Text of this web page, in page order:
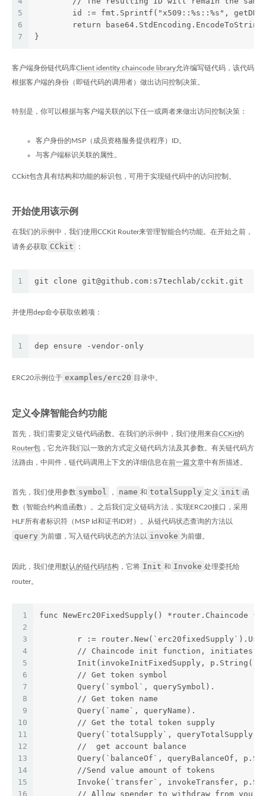
5
6
7
id := fmt.Sprintf("x509::%s::%s",
return
}
客户端身份链代码库Client identity chaincode library允许编写链代码，该代码
根据客户端的身份（即链代码的调用者）做出访问控制决策。
特别是，你可以根据与客户端关联的以下任一或两者来做出访问控制决策：
客户身份的MSP（成员资格服务提供程序）ID。
与客户端标识关联的属性。
CCkit包含具有结构和功能的标识包，可用于实现链代码中的访问控制。
开始使用该示例
在我们的示例中，我们使用CCKit Router来管理智能合约功能。在开始之前，
请务必获取 CCkit ：
1 git clone git@github.com:s7techlab/cckit.git
并使用dep命令获取依赖项：
1 dep ensure -vendor-only
ERC20示例位于 examples/erc20 目录中。
定义令牌智能合约功能
首先，我们需要定义链代码函数。在我们的示例中，我们使用来自CCKit的
Router包 ，它允许我们以一致的方式定义链代码方法及其参数。有关链代码方
法路由，中间件，链代码调用上下文的详细信息在前一篇文章中有所描述。
首先，我们使用参数 symbol ， name 和 totalSupply 定义 init 函
数（智能合约构造函数）。之后我们定义链码方法，实现ERC20接口，采用
HLF所有者标识符（MSP Id和证书ID对）。从链代码状态查询的方法以
query 为前缀，写入链代码状态的方法以 invoke 为前缀。
因此，我们使用默认的链代码结构 ，它将 Init 和 Invoke 处理委托给
router。
1
2
3
4
5
6
7
8
9
10
11
12
13
14
15
16
func NewErc20FixedSupply() *router.Chaincode {
r :=
// Chaincode init function, initiates
Init(invokeInitFixedSupply,
        // Get token symbol
        Query(`symbol`, querySymbol).
        // Get token name
        Query(`name`, queryName).
        // Get the total token supply
        Query(`totalSupply`, queryTotalSupply).
        //  get account balance
Query(`balanceOf`, queryBalanceOf,
        //Send value amount of tokens
Invoke(`transfer`, invokeTransfer,
// Allow spender to withdraw from your